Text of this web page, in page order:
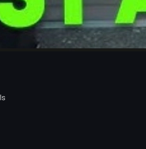
detalhados, com voice lines